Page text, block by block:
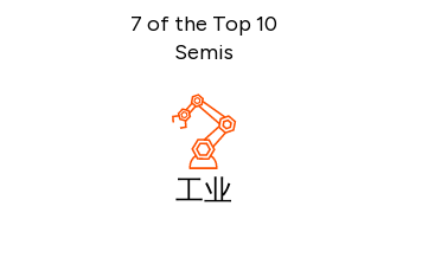
7 of the Top 10
Semis
工业